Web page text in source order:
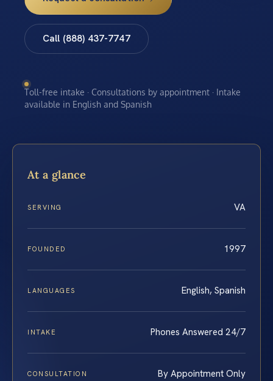
Call (888) 437-7747
Toll-free intake · Consultations by appointment · Intake
available in English and Spanish
At a glance
SERVING VA
FOUNDED 1997
LANGUAGES English, Spanish
INTAKE Phones Answered 24/7
CONSULTATION By Appointment Only